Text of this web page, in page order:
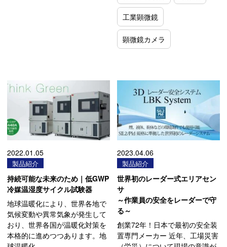
工業顕微鏡
顕微鏡カメラ
2022.01.05
製品紹介
持続可能な未来のため｜低GWP
冷媒温湿度サイクル試験器
地球温暖化により、世界各地で
気候変動や異常気象が発生して
おり、世界各国が温暖化対策を
本格的に進めつつあります。地
2023.04.06
製品紹介
世界初のレーダー式エリアセン
サ
～作業員の安全をレーダーで守
る～
創業72年！日本で最初の安全装
置専門メーカー 近年、工場災害